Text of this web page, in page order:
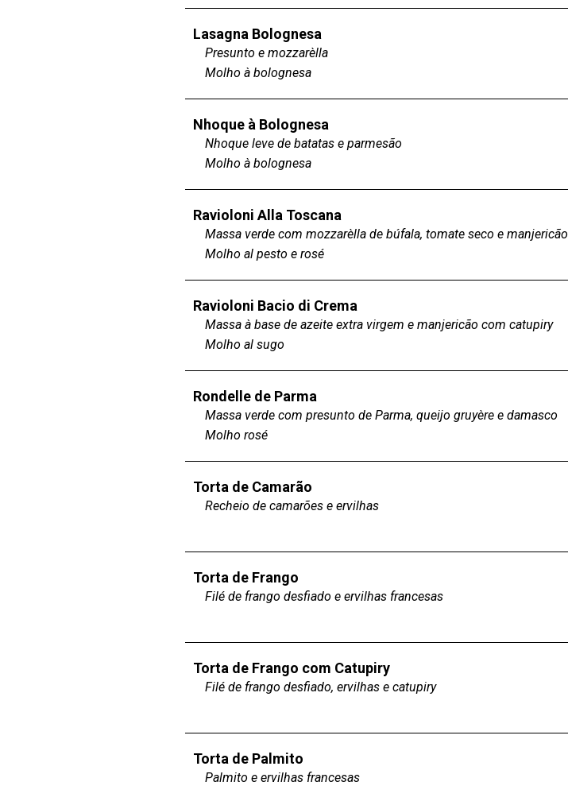
Lasagna Bolognesa
Presunto e mozzarèlla
Molho à bolognesa
Nhoque à Bolognesa
Nhoque leve de batatas e parmesão
Molho à bolognesa
Ravioloni Alla Toscana
Massa verde com mozzarèlla de búfala, tomate seco e manjericão
Molho al pesto e rosé
Ravioloni Bacio di Crema
Massa à base de azeite extra virgem e manjericão com catupiry
Molho al sugo
Rondelle de Parma
Massa verde com presunto de Parma, queijo gruyère e damasco
Molho rosé
Torta de Camarão
Recheio de camarões e ervilhas
Torta de Frango
Filé de frango desfiado e ervilhas francesas
Torta de Frango com Catupiry
Filé de frango desfiado, ervilhas e catupiry
Torta de Palmito
Palmito e ervilhas francesas